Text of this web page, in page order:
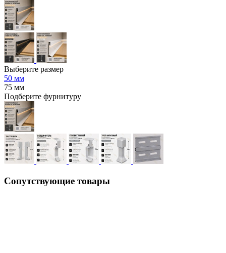
Выберите размер
50 мм
75 мм
Подберите фурнитуру
Сопутствующие товары